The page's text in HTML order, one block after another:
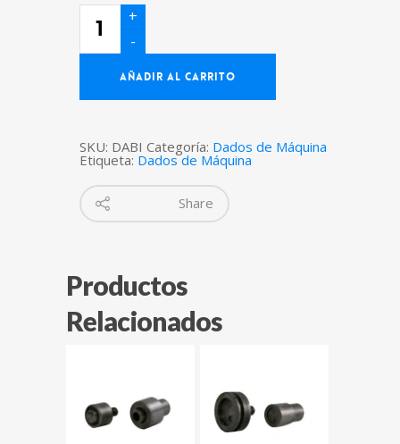
Dado
Broche
Ideal
cantidad
AÑADIR AL CARRITO
SKU: DABI Categoría: Dados de Máquina
Etiqueta: Dados de Máquina
Share
Productos
Relacionados
$